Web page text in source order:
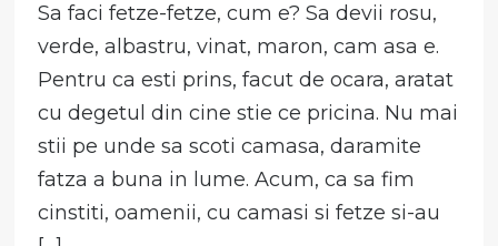
Sa faci fetze-fetze, cum e? Sa devii rosu,
verde, albastru, vinat, maron, cam asa e.
Pentru ca esti prins, facut de ocara, aratat
cu degetul din cine stie ce pricina. Nu mai
stii pe unde sa scoti camasa, daramite
fatza a buna in lume. Acum, ca sa fim
cinstiti, oamenii, cu camasi si fetze si-au